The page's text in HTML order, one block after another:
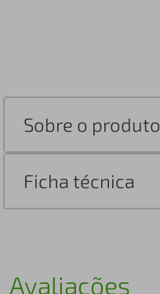
Sobre o produto
Ficha técnica
Avaliações